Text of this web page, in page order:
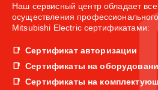
Наш сервисный центр обладает
осуществления
Mitsubishi Electric сертификатами:
Сертификат авторизации
Сертификаты на
Сертификаты на